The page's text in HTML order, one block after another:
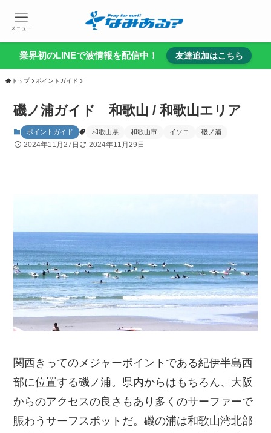
メニュー
業界初のLINEで波情報を配信中！ 友達追加はこちら
トップ ポイントガイド
磯ノ浦ガイド 和歌山 / 和歌山エリア
ポイントガイド 和歌山県 和歌山市 イソコ 磯ノ浦
2024年11月27日 2024年11月29日
関西きってのメジャーポイントである紀伊半島西
部に位置する磯ノ浦。県内からはもちろん、大阪
からのアクセスの良さもあり多くのサーファーで
賑わうサーフスポットだ。磯の浦は和歌山湾北部